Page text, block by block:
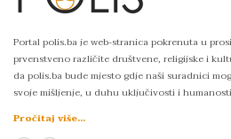
Portal polis.ba je web-stranica pokrenuta u
prvenstveno različite društvene, religijske i
da polis.ba bude mjesto gdje naši suradnici
svoje mišljenje, u duhu uključivosti i
Pročitaj više...